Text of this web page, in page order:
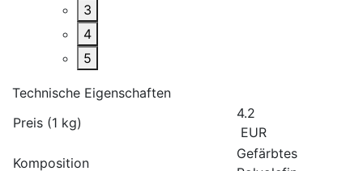
3
4
5
Technische Eigenschaften
Preis (1 kg)
4.2
EUR
Komposition
Gefärbtes